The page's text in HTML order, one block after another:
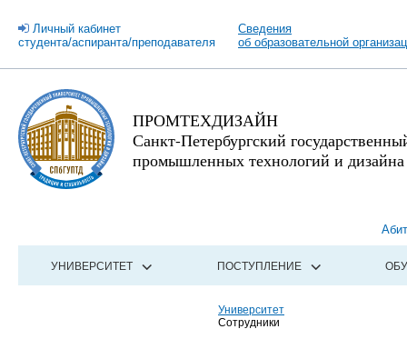
Личный кабинет
студента/аспиранта/преподавателя
Сведения
об образовательной
ПРОМТЕХДИЗАЙН
Санкт-Петербургский
промышленных технологий и дизайна
УНИВЕРСИТЕТ ПОСТУПЛЕНИЕ
Университет
Сотрудники